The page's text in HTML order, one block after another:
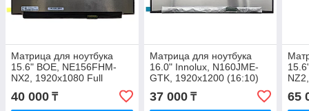
Матрица для ноутбука
15.6" BOE, NE156FHM-
NX2, 1920x1080 Full
HD,120 Hz, LED новая с
гарантией
40 000 ₸
Матрица для ноутбука
16.0" Innolux, N160JME-
GTK, 1920x1200 (16:10)
FullHD+,144 Hz (10 bit)
новая с гарантией
37 000₸
mm
65